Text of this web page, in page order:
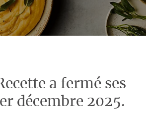
a fermé ses
décembre 2025.